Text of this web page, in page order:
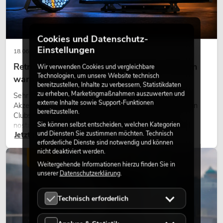
18.06.2026
Retro-Licht im modernen Lichtdesign: Warum
warmes Licht wieder wirkt
Sehr warmes Licht, sichtbare Leuchtflächen und farbige
Akzente prägen viele aktuelle Lichtdesigns auf Bühnen, in
Clubs und bei Events. Retro-Licht ist dabei kein rein
nostalgischer Effekt, sondern ein bewusst eingesetztes
Gestaltungsmittel: Es schafft Atmosphäre, gibt Szenen
Charakter und kann technische LED-Setups emotionaler
wirken lassen.
Jetzt lesen
Cookies und Datenschutz-
Einstellungen
Wir verwenden Cookies und vergleichbare
Technologien, um unsere Website technisch
bereitzustellen, Inhalte zu verbessern, Statistikdaten
zu erheben, Marketingmaßnahmen auszuwerten und
externe Inhalte sowie Support-Funktionen
bereitzustellen.
Sie können selbst entscheiden, welchen Kategorien
und Diensten Sie zustimmen möchten. Technisch
erforderliche Dienste sind notwendig und können
nicht deaktiviert werden.
Weitergehende Informationen hierzu finden Sie in
unsererDatenschutzerklärung.
Technisch erforderlich